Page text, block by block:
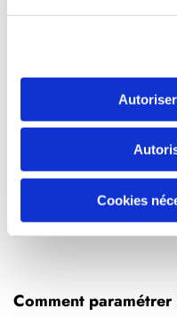
Cookies
taux de requête.
Fournisseur : Google.
A noter : aucune de
utilisée pour identifier
données sont
Comment